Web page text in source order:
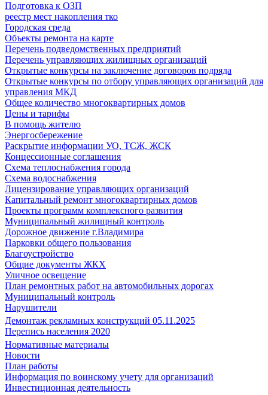
Подготовка к ОЗП
реестр мест накопления тко
Городская среда
Объекты ремонта на карте
Перечень подведомственных предприятий
Перечень управляющих жилищных организаций
Открытые конкурсы на заключение договоров подряда
Открытые конкурсы по отбору управляющих организаций для
управления МКД
Общее количество многоквартирных домов
Цены и тарифы
В помощь жителю
Энергосбережение
Раскрытие информации УО, ТСЖ, ЖСК
Концессионные соглашения
Схема теплоснабжения города
Схема водоснабжения
Лицензирование управляющих организаций
Капитальный ремонт многоквартирных домов
Проекты программ комплексного развития
Муниципальный жилищный контроль
Дорожное движение г.Владимира
Парковки общего пользования
Благоустройство
Общие документы ЖКХ
Уличное освещение
План ремонтных работ на автомобильных дорогах
Муниципальный контроль
Нарушители
Демонтаж рекламных конструкций 05.11.2025
Перепись населения 2020
Нормативные материалы
Новости
План работы
Информация по воинскому учету для организаций
Инвестиционная деятельность